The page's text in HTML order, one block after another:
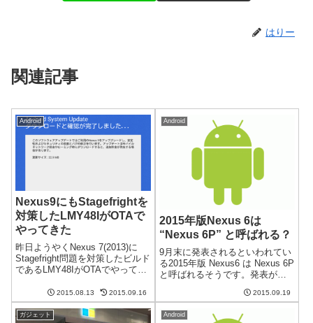
はりー
関連記事
Android
Nexus9にもStagefrightを
対策したLMY48IがOTAで
やってきた
昨日ようやくNexus 7(2013)に
Stagefright問題を対策したビルド
であるLMY48IがOTAでやってき
向けのLMY48IのOTAが降ってき
ました。Android 5.1.1のアップ
デートの...
2015.08.13 2015.09.16
Android
2015年版Nexus 6は
“Nexus 6P” と呼ばれる？
9月末に発表されるといわれてい
る2015年版 Nexus6 は Nexus 6P
と呼ばれるそうです。発表が近
が出てくるようになりました
ころ、Nexus 6P の "P" が何を...
2015.09.19
ガジェット Android